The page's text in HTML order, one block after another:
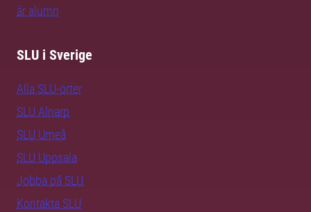
är alumn
SLU i Sverige
Alla SLU-orter
SLU Alnarp
SLU Umeå
SLU Uppsala
Jobba på SLU
Kontakta SLU